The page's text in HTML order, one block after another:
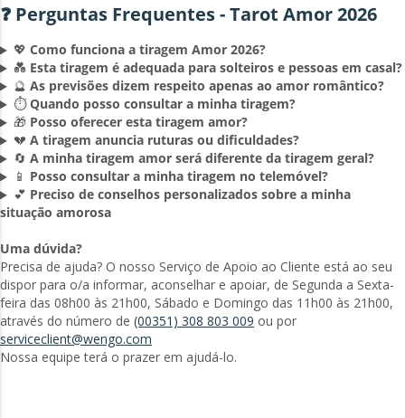
❓ Perguntas Frequentes - Tarot Amor 2026
💖 Como funciona a tiragem Amor 2026?
💑 Esta tiragem é adequada para solteiros e pessoas em casal?
🔮 As previsões dizem respeito apenas ao amor romântico?
⏱️Quando posso consultar a minha tiragem?
🎁 Posso oferecer esta tiragem amor?
💔 A tiragem anuncia ruturas ou dificuldades?
🔄 A minha tiragem amor será diferente da tiragem geral?
📱 Posso consultar a minha tiragem no telemóvel?
💕 Preciso de conselhos personalizados sobre a minha
situação amorosa
Uma dúvida?
Precisa de ajuda? O nosso Serviço de Apoio ao Cliente está ao seu
dispor para o/a informar, aconselhar e apoiar, de Segunda a Sexta-
feira das 08h00 às 21h00, Sábado e Domingo das 11h00 às 21h00,
através do número de (00351) 308 803 009 ou por
serviceclient@wengo.com
Nossa equipe terá o prazer em ajudá-lo.